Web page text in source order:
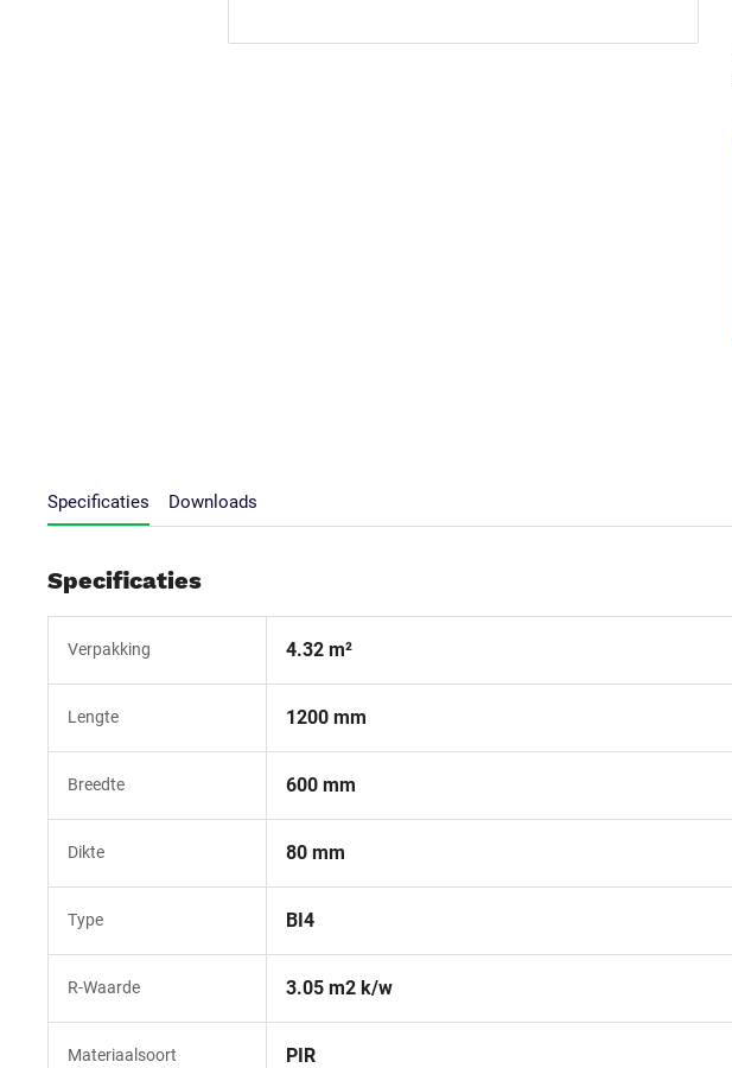
Specificaties Downloads
Specificaties
Verpakking 4.32 m²
Lengte 1200 mm
Breedte 600 mm
Dikte 80 mm
Type BI4
R-Waarde 3.05 m2 k/w
Materiaalsoort PIR